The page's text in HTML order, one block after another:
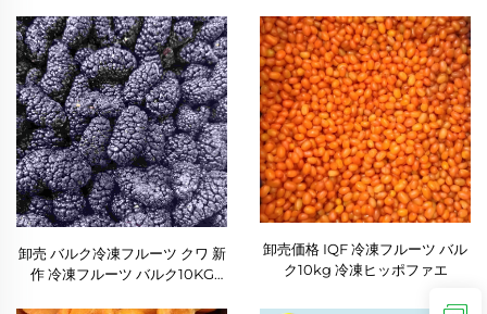
卸売 バルク冷凍フルーツ クワ 新
作 冷凍フルーツ バルク10KG
卸売価格 IQF 冷凍フルーツ バル
ク10kg 冷凍ヒッポファエ